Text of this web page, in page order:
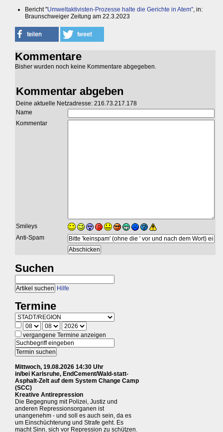
Bericht "Umweltaktivisten-Prozesse halte die Gerichte in Atem", in:
Braunschweiger Zeitung am 22.3.2023
Kommentare
Bisher wurden noch keine Kommentare abgegeben.
Kommentar abgeben
Deine aktuelle Netzadresse: 216.73.217.178
Name
Kommentar
Smileys
Anti-Spam
Suchen
Hilfe
Termine
vergangene Termine anzeigen
Mittwoch, 19.08.2026 14:30 Uhr
in/bei Karlsruhe, EndCement/Wald-statt-
Asphalt-Zelt auf dem System Change Camp
(SCC)
Kreative Antirepression
Die Begegnung mit Polizei, Justiz und
anderen Repressionsorganen ist
unangenehm - und soll es auch sein, da es
um Einschüchterung und Strafe geht. Es
macht Sinn, sich vor Repression zu schützen.